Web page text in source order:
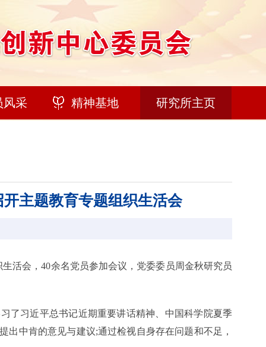
风采 精神基地 研究所主页
主题教育专题组织生活会
会，40余名党员参加会议，党委委员周金秋研究员
习近平总书记近期重要讲话精神、中国科学院夏季
中肯的意见与建议;通过检视自身存在问题和不足，